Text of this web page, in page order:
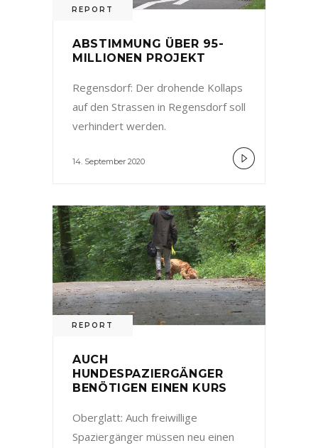
REPORT
ABSTIMMUNG ÜBER 95-
MILLIONEN PROJEKT
Regensdorf: Der drohende Kollaps
auf den Strassen in Regensdorf soll
verhindert werden.
14. September 2020
REPORT
AUCH
HUNDESPAZIERGÄNGER
BENÖTIGEN EINEN KURS
Oberglatt: Auch freiwillige
Spaziergänger müssen neu einen